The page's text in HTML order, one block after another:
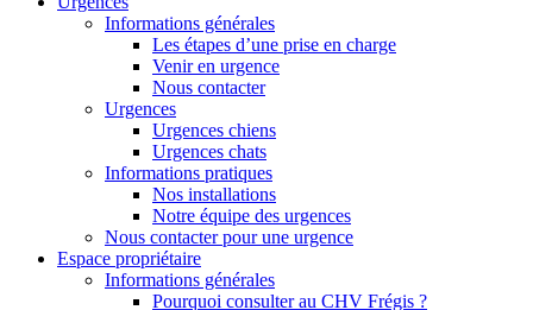
Informations générales
Les étapes d’une prise en charge
Venir en urgence
Nous contacter
Urgences
Urgences chiens
Urgences chats
Informations pratiques
Nos installations
Notre équipe des urgences
Nous contacter pour une urgence
Espace propriétaire
Informations générales
Pourquoi consulter au CHV Frégis ?